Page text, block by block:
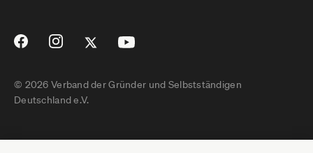
© 2026 Verband der Gründer und Selbstständigen
Deutschland e.V.
Impressum